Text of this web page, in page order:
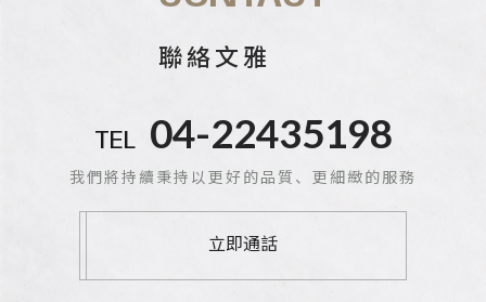
聯絡文雅
TEL 04-22435198
我們將持續秉持以更好的品質、更細緻的服務
立即通話